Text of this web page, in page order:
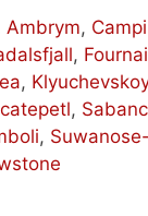
Ambrym,
,
, Klyuchevskoy
,
,